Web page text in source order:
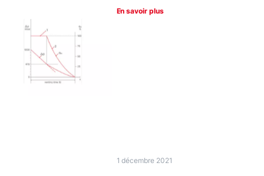
En savoir plus
1 décembre 2021